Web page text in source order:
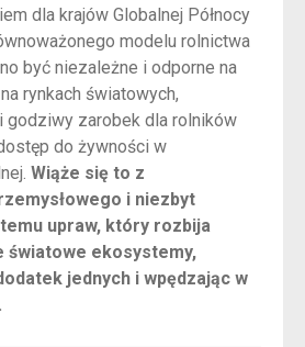
dla krajów Globalnej Północy
modelu rolnictwa
być niezależne i odporne na
rynkach światowych,
godziwy zarobek dla rolników
do żywności w
Wiąże się to z
i niezbyt
upraw, który rozbija
światowe ekosystemy,
jednych i wpędzając w